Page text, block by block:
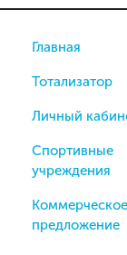
Главная
Тотализатор
Личный
Спортивные
учреждения
Коммерческое
предложение